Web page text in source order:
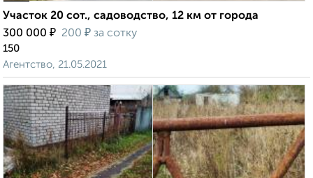
Участок 20 сот., садоводство, 12 км от города
300 000 ₽ 200 ₽ за сотку
150
Агентство, 21.05.2021